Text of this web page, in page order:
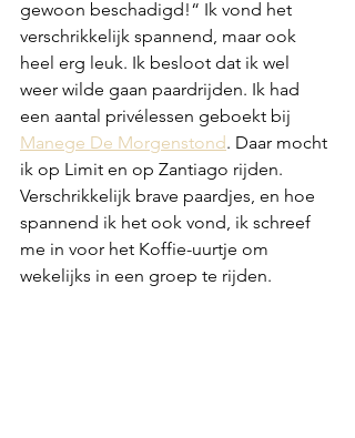
gewoon beschadigd!“ Ik vond het
verschrikkelijk spannend, maar ook
heel erg leuk. Ik besloot dat ik wel
weer wilde gaan paardrijden. Ik had
een aantal privélessen geboekt bij
Manege De Morgenstond. Daar mocht
ik op Limit en op Zantiago rijden.
Verschrikkelijk brave paardjes, en hoe
spannend ik het ook vond, ik schreef
me in voor het Koffie-uurtje om
wekelijks in een groep te rijden.